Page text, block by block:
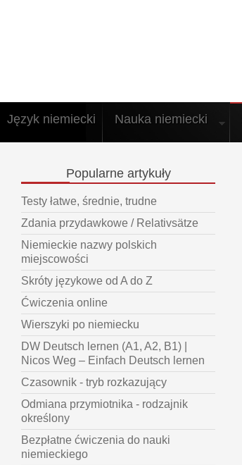
Język niemiecki Nauka niemiecki
Popularneartykuły
Testy łatwe, średnie, trudne
Zdania przydawkowe / Relativsätze
Niemieckie nazwy polskich
miejscowości
Skróty językowe od A do Z
Ćwiczenia online
Wierszyki po niemiecku
DW Deutsch lernen (A1, A2, B1) |
Nicos Weg – Einfach Deutsch lernen
Czasownik - tryb rozkazujący
Odmiana przymiotnika - rodzajnik
określony
Bezpłatne ćwiczenia do nauki
niemieckiego